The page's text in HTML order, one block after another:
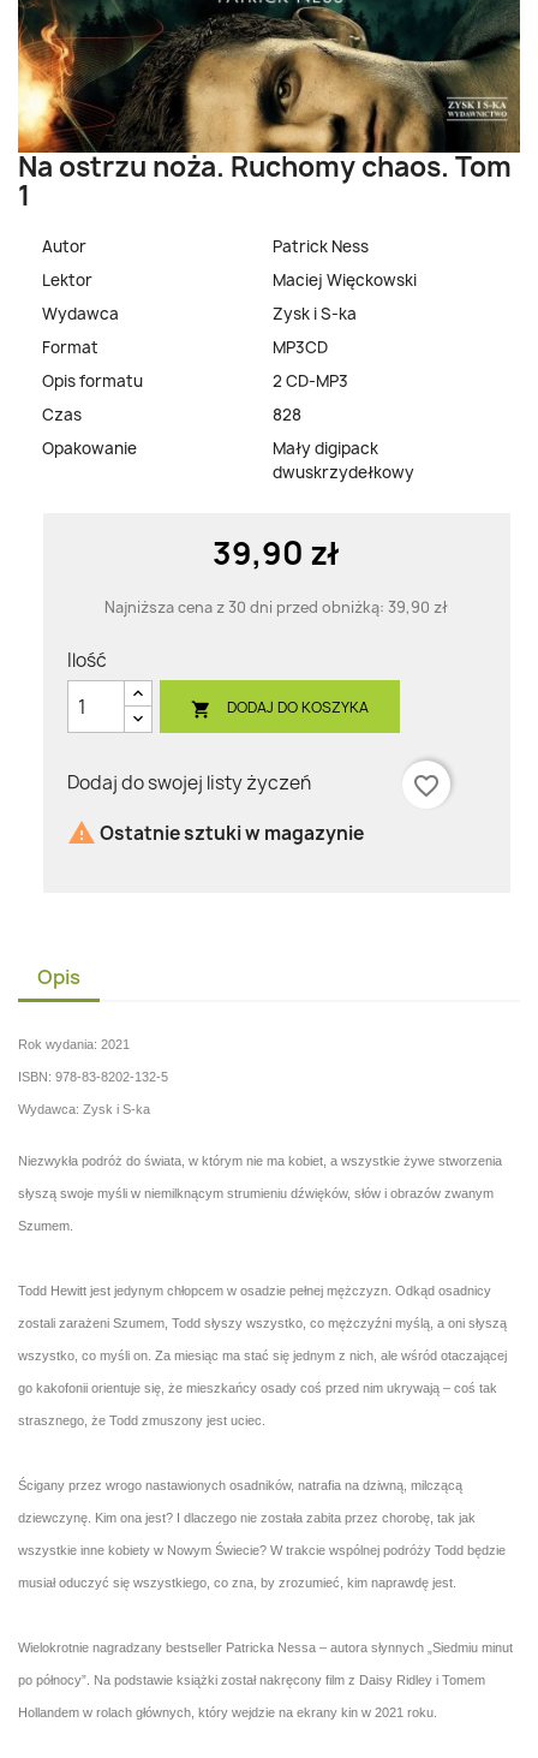
Na ostrzu noża. Ruchomy chaos. Tom
1
Autor
Patrick Ness
Lektor
Maciej Więckowski
Wydawca
Zysk i S-ka
Format
MP3CD
Opis formatu
2 CD-MP3
Czas
828
Opakowanie
Mały digipack
dwuskrzydełkowy
39,90 zł
Najniższa cena z 30 dni przed obniżką: 39,90 zł
Ilość
 DODAJ DO KOSZYKA
Dodaj do swojej listy życzeń
favorite_border
 Ostatnie sztuki w magazynie
Opis
Rok wydania: 2021
ISBN: 978-83-8202-132-5
Wydawca: Zysk i S-ka
Niezwykła podróż do świata, w którym nie ma kobiet, a wszystkie żywe stworzenia
słyszą swoje myśli w niemilknącym strumieniu dźwięków, słów i obrazów zwanym
Szumem.
Todd Hewitt jest jedynym chłopcem w osadzie pełnej mężczyzn. Odkąd osadnicy
zostali zarażeni Szumem, Todd słyszy wszystko, co mężczyźni myślą, a oni słyszą
wszystko, co myśli on. Za miesiąc ma stać się jednym z nich, ale wśród otaczającej
go kakofonii orientuje się, że mieszkańcy osady coś przed nim ukrywają – coś tak
strasznego, że Todd zmuszony jest uciec.
Ścigany przez wrogo nastawionych osadników, natrafia na dziwną, milczącą
dziewczynę. Kim ona jest? I dlaczego nie została zabita przez chorobę, tak jak
wszystkie inne kobiety w Nowym Świecie? W trakcie wspólnej podróży Todd będzie
musiał oduczyć się wszystkiego, co zna, by zrozumieć, kim naprawdę jest.
Wielokrotnie nagradzany bestseller Patricka Nessa – autora słynnych „Siedmiu minut
po północy”. Na podstawie książki został nakręcony film z Daisy Ridley i Tomem
Hollandem w rolach głównych, który wejdzie na ekrany kin w 2021 roku.